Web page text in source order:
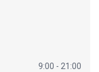
9:00 - 21:00